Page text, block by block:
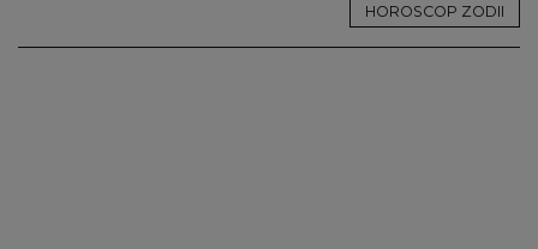
HOROSCOP ZODII